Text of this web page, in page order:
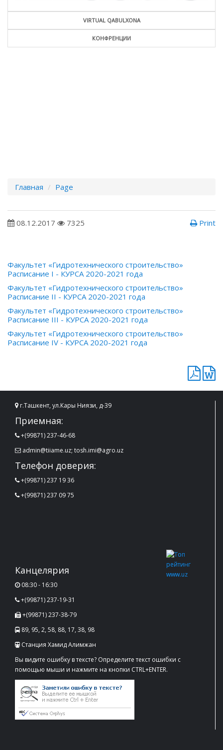
VIRTUAL QABULXONA
КОНФРЕНЦИИ
Главная Page
08.12.2017 7325 Print
Факультет «Гидротехнического строительство»
Расписание I - КУРСА 2020-2021 года
Факультет «Гидротехнического строительство»
Расписание II - КУРСА 2020-2021 года
Факультет «Гидротехнического строительство»
Расписание III - КУРСА 2020-2021 года
Факультет «Гидротехнического строительство»
Расписание IV - КУРСА 2020-2021 года
г.Ташкент, ул.Кары Ниязи, д-39
Приемная:
+(99871) 237-46-68
admin@tiiame.uz; tosh.imi@agro.uz
Телефон доверия:
+(99871) 237 19 36
+(99871) 237 09 75
Канцелярия
08:30 - 16:30
+(99871) 237-19-31
+(99871) 237-38-79
89, 95, 2, 58, 88, 17, 38, 98
Станция Хамид Алимжан
Вы видите ошибку в тексте? Определите текст ошибки с
помощью мыши и нажмите на кнопки CTRL+ENTER.